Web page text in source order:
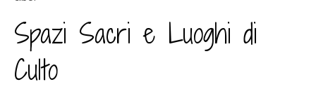
Spazi Sacri e Luoghi di
Culto